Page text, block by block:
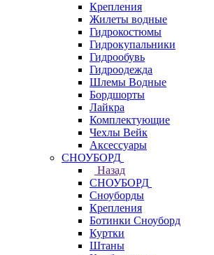
Крепления
Жилеты водные
Гидрокостюмы
Гидрокупальники
Гидрообувь
Гидроодежда
Шлемы Водные
Бордшорты
Лайкра
Комплектующие
Чехлы Вейк
Аксессуары
СНОУБОРД
Назад
СНОУБОРД
Сноуборды
Крепления
Ботинки Сноуборд
Куртки
Штаны